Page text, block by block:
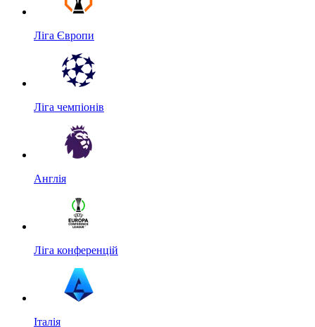
Ліга Європи
Ліга чемпіонів
Англія
Ліга конференцій
Італія